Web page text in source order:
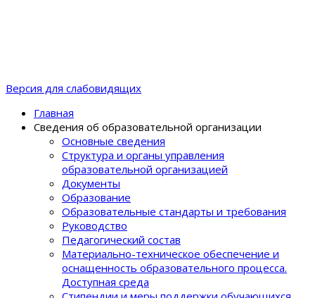
Версия для слабовидящих
Главная
Сведения об образовательной организации
Основные сведения
Структура и органы управления
образовательной организацией
Документы
Образование
Образовательные стандарты и требования
Руководство
Педагогический состав
Материально-техническое обеспечение и
оснащенность образовательного процеcса.
Доступная среда